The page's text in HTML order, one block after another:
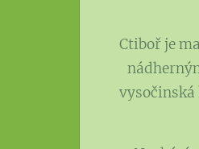
Ctiboř je